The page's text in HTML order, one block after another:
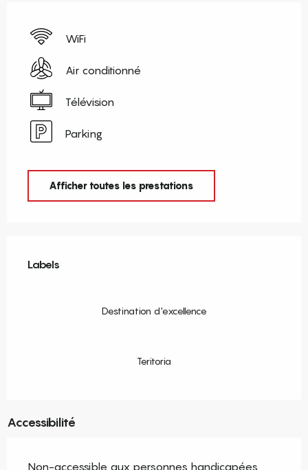
WiFi
Air conditionné
Télévision
Parking
Afficher toutes les prestations
Labels
Labels
Destination d'excellence
Teritoria
Accessibilité
Non-accessible aux personnes handicapées